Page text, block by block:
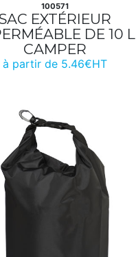
100571
SAC EXTÉRIEUR
DE 10 L
CAMPER
à partir de 5.46€HT